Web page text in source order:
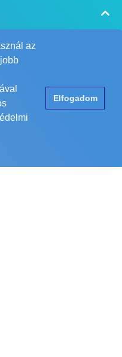
riasztanak,
esetén
adnak.
így csak
áll módunkban
az
Elfogadom